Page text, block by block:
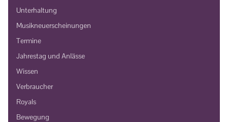
Unterhaltung
Musikneuerscheinungen
Termine
Jahrestag und Anlässe
Wissen
Verbraucher
Royals
Bewegung